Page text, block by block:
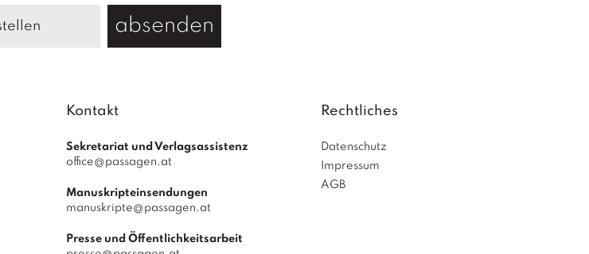
absenden
Kontakt
Sekretariat und Verlagsassistenz
office@passagen.at
Manuskripteinsendungen
manuskripte@passagen.at
Presse und Öffentlichkeitsarbeit
Rechtliches
Datenschutz
Impressum
AGB